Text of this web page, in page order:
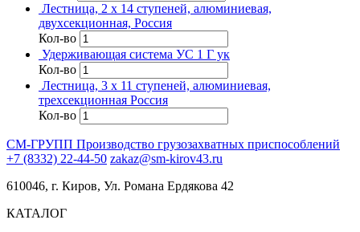
Лестница, 2 х 14 ступеней, алюминиевая,
двухсекционная, Россия
Кол-во
Удерживающая система УС 1 Г ук
Кол-во
Лестница, 3 х 11 ступеней, алюминиевая,
трехсекционная Pоссия
Кол-во
СМ-ГРУПП Производство грузозахватных приспособлений
+7 (8332) 22-44-50 zakaz@sm-kirov43.ru
610046, г. Киров, Ул. Романа Ердякова 42
КАТАЛОГ